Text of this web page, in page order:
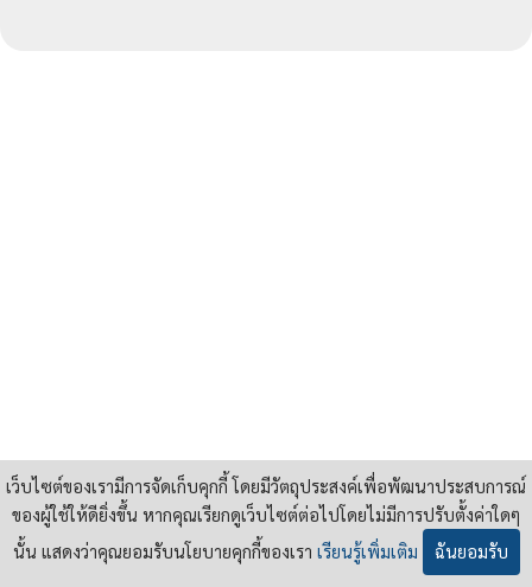
เว็บไซต์ของเรามีการจัดเก็บคุกกี้ โดยมีวัตถุประสงค์เพื่อพัฒนาประสบการณ์
ของผู้ใช้ให้ดียิ่งขึ้น หากคุณเรียกดูเว็บไซต์ต่อไปโดยไม่มีการปรับตั้งค่าใดๆ
นั้น แสดงว่าคุณยอมรับนโยบายคุกกี้ของเรา เรียนรู้เพิ่มเติม ฉันยอมรับ